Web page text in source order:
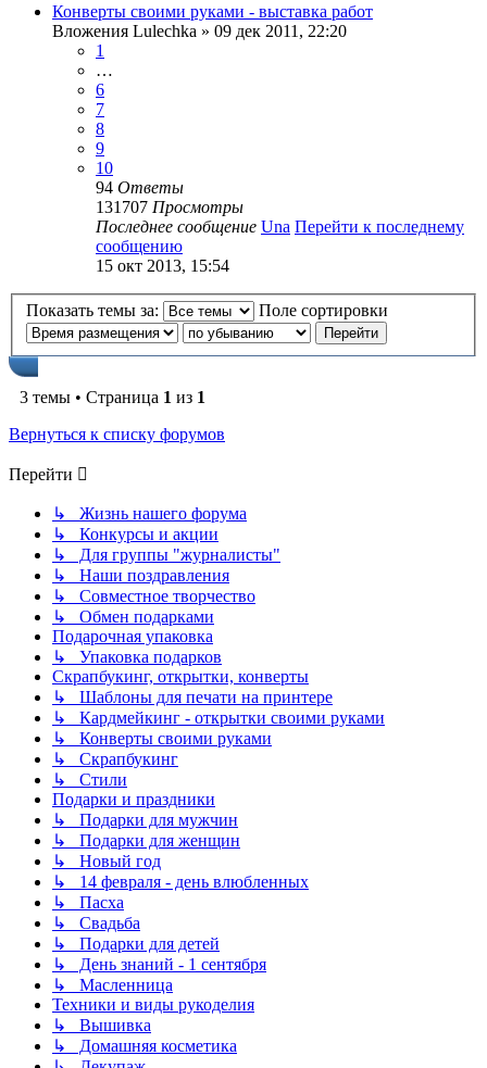
Конверты своими руками - выставка работ
Вложения Lulechka » 09 дек 2011, 22:20
1
…
6
7
8
9
10
94 Ответы
131707 Просмотры
Последнее сообщение Una Перейти к последнему
сообщению
15 окт 2013, 15:54
Показать темы за: Поле сортировки
3 темы • Страница 1 из 1
Вернуться к списку форумов
Перейти
↳ Жизнь нашего форума
↳ Конкурсы и акции
↳ Для группы "журналисты"
↳ Наши поздравления
↳ Совместное творчество
↳ Обмен подарками
Подарочная упаковка
↳ Упаковка подарков
Скрапбукинг, открытки, конверты
↳ Шаблоны для печати на принтере
↳ Кардмейкинг - открытки своими руками
↳ Конверты своими руками
↳ Скрапбукинг
↳ Стили
Подарки и праздники
↳ Подарки для мужчин
↳ Подарки для женщин
↳ Новый год
↳ 14 февраля - день влюбленных
↳ Пасха
↳ Свадьба
↳ Подарки для детей
↳ День знаний - 1 сентября
↳ Масленница
Техники и виды рукоделия
↳ Вышивка
↳ Домашняя косметика